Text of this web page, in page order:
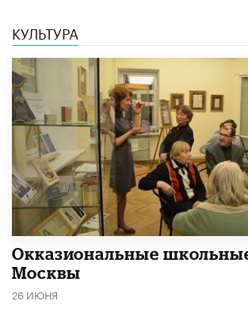
КУЛЬТУРА
​Окказиональные
Москвы
26 ИЮНЯ